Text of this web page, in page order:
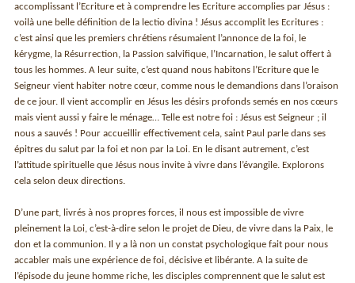
accomplissant l’Ecriture et à comprendre les Ecriture accomplies par Jésus :
voilà une belle définition de la lectio divina ! Jésus accomplit les Ecritures :
c’est ainsi que les premiers chrétiens résumaient l’annonce de la foi, le
kérygme, la Résurrection, la Passion salvifique, l’Incarnation, le salut offert à
tous les hommes. A leur suite, c’est quand nous habitons l’Ecriture que le
Seigneur vient habiter notre cœur, comme nous le demandions dans l’oraison
de ce jour. Il vient accomplir en Jésus les désirs profonds semés en nos cœurs
mais vient aussi y faire le ménage… Telle est notre foi : Jésus est Seigneur ; il
nous a sauvés ! Pour accueillir effectivement cela, saint Paul parle dans ses
épitres du salut par la foi et non par la Loi. En le disant autrement, c’est
l’attitude spirituelle que Jésus nous invite à vivre dans l’évangile. Explorons
cela selon deux directions.
D’une part, livrés à nos propres forces, il nous est impossible de vivre
pleinement la Loi, c’est-à-dire selon le projet de Dieu, de vivre dans la Paix, le
don et la communion. Il y a là non un constat psychologique fait pour nous
accabler mais une expérience de foi, décisive et libérante. A la suite de
l’épisode du jeune homme riche, les disciples comprennent que le salut est